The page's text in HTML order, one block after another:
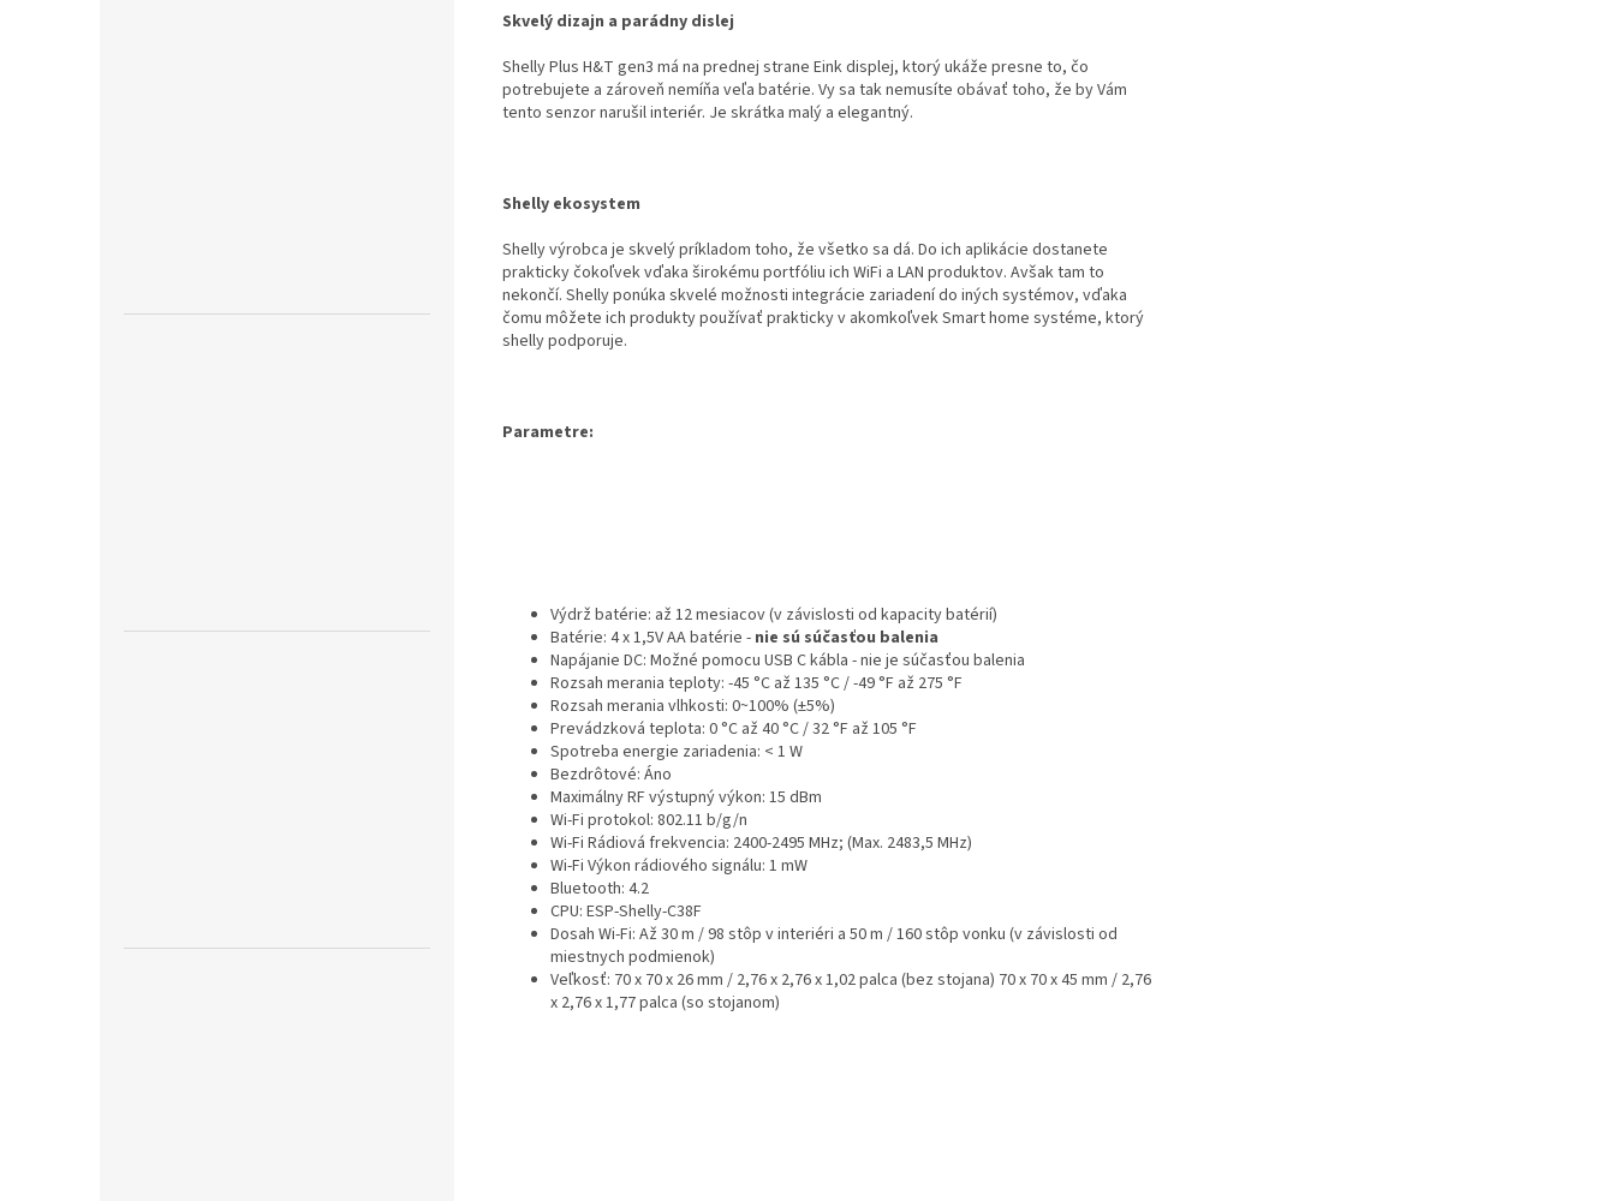
Skvelý dizajn a parádny dislej
Shelly Plus H&T gen3 má na prednej strane Eink displej, ktorý ukáže presne to, čo
potrebujete a zároveň nemíňa veľa batérie. Vy sa tak nemusíte obávať toho, že by Vám
tento senzor narušil interiér. Je skrátka malý a elegantný.
Shelly ekosystem
Shelly výrobca je skvelý príkladom toho, že všetko sa dá. Do ich aplikácie dostanete
prakticky čokoľvek vďaka širokému portfóliu ich WiFi a LAN produktov. Avšak tam to
nekončí. Shelly ponúka skvelé možnosti integrácie zariadení do iných systémov, vďaka
čomu môžete ich produkty používať prakticky v akomkoľvek Smart home systéme, ktorý
shelly podporuje.
Parametre:
Výdrž batérie: až 12 mesiacov (v závislosti od kapacity batérií)
Batérie: 4 x 1,5V AA batérie - nie sú súčasťou balenia
Napájanie DC: Možné pomocu USB C kábla - nie je súčasťou balenia
Rozsah merania teploty: -45 °C až 135 °C / -49 °F až 275 °F
Rozsah merania vlhkosti: 0~100% (±5%)
Prevádzková teplota: 0 °C až 40 °C / 32 °F až 105 °F
Spotreba energie zariadenia: < 1 W
Bezdrôtové: Áno
Maximálny RF výstupný výkon: 15 dBm
Wi-Fi protokol: 802.11 b/g/n
Wi-Fi Rádiová frekvencia: 2400-2495 МHz; (Max. 2483,5 MHz)
Wi-Fi Výkon rádiového signálu: 1 mW
Bluetooth: 4.2
CPU: ESP-Shelly-C38F
Dosah Wi-Fi: Až 30 m / 98 stôp v interiéri a 50 m / 160 stôp vonku (v závislosti od
miestnych podmienok)
Veľkosť: 70 x 70 x 26 mm / 2,76 x 2,76 x 1,02 palca (bez stojana) 70 x 70 x 45 mm / 2,76
x 2,76 x 1,77 palca (so stojanom)